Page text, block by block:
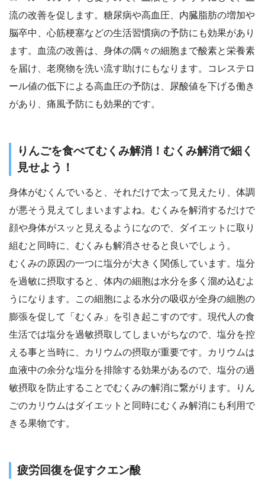
流の改善を促します。糖尿病や高血圧、内臓脂肪の増加や
脳卒中、心筋梗塞などの生活習慣病の予防にも効果があり
ます。血流の改善は、身体の隅々の細胞まで酸素と栄養素
を届け、老廃物を洗い流す助けにもなります。コレステロ
ール値の低下による高血圧の予防は、尿酸値を下げる働き
があり、痛風予防にも効果的です。
りんごを食べてむくみ解消！むくみ解消で細く
見せよう！
身体がむくんでいると、それだけで太って見えたり、体調
が悪そう見えてしまいますよね。むくみを解消するだけで
顔や身体がスッと見えるようになので、ダイエットに取り
組むと同時に、むくみも解消させると良いでしょう。
むくみの原因の一つに塩分が大きく関係しています。塩分
を過敏に摂取すると、体内の細胞は水分を多く溜め込むよ
うになります。この細胞による水分の吸収が全身の細胞の
膨張を促して「むくみ」を引き起こすのです。現代人の食
生活では塩分を過敏摂取してしまいがちなので、塩分を控
える事と当時に、カリウムの摂取が重要です。カリウムは
血液中の余分な塩分を排除する効果があるので、塩分の過
敏摂取を防止することでむくみの解消に繋がります。りん
ごのカリウムはダイエットと同時にむくみ解消にも利用で
きる果物です。
疲労回復を促すクエン酸